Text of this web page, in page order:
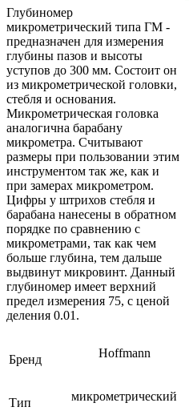
Глубиномер
микрометрический типа ГМ -
предназначен для измерения
глубины пазов и высоты
уступов до 300 мм. Состоит он
из микрометрической головки,
стебля и основания.
Микрометрическая головка
аналогична барабану
микрометра. Считывают
размеры при пользовании этим
инструментом так же, как и
при замерах микрометром.
Цифры у штрихов стебля и
барабана нанесены в обратном
порядке по сравнению с
микрометрами, так как чем
больше глубина, тем дальше
выдвинут микровинт. Данный
глубиномер имеет верхний
предел измерения 75, с ценой
деления 0.01.
Бренд Hoffmann
Тип микрометрический